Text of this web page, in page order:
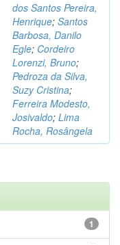
dos Santos Pereira,
Henrique; Santos
Barbosa, Danilo
Egle; Cordeiro
Lorenzi, Bruno;
Pedroza da Silva,
Suzy Cristina;
Ferreira Modesto,
Josivaldo; Lima
Rocha, Rosângela
1